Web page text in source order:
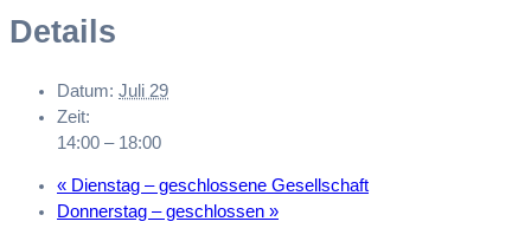
Details
Datum: Juli 29
Zeit:
14:00 – 18:00
« Dienstag – geschlossene Gesellschaft
Donnerstag – geschlossen »